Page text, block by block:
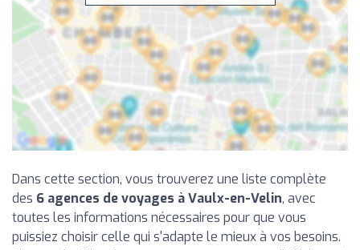
Dans cette section, vous trouverez une liste complète
des 6 agences de voyages à Vaulx-en-Velin, avec
toutes les informations nécessaires pour que vous
puissiez choisir celle qui s'adapte le mieux à vos besoins.